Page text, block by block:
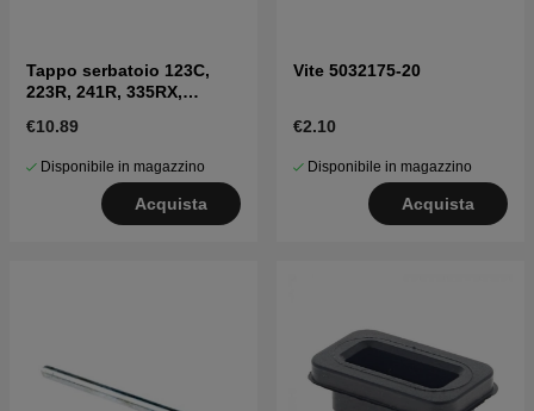
Tappo serbatoio 123C,
223R, 241R, 335RX,
€10.89
Disponibile in magazzino
Acquista
Vite 5032175-20
€2.10
Disponibile in magazzino
Acquista